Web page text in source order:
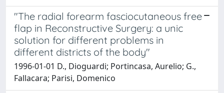
"The radial forearm fasciocutaneous free
flap in Reconstructive Surgery: a unic
solution for different problems in
different districts of the body"
1996-01-01 D., Dioguardi; Portincasa, Aurelio; G.,
Fallacara; Parisi, Domenico